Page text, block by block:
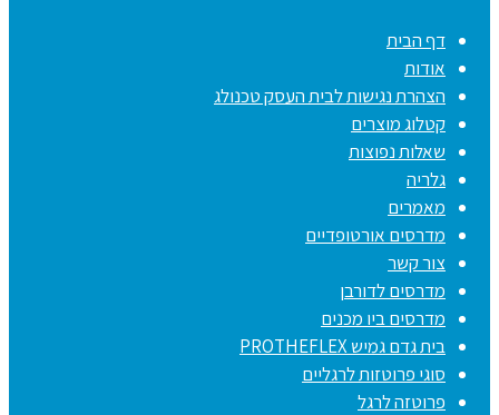
דף הבית
אודות
הצהרת נגישות לבית העסק טכנולג
קטלוג מוצרים
שאלות נפוצות
גלריה
מאמרים
מדרסים אורטופדיים
צור קשר
מדרסים לדורבן
מדרסים ביו מכנים
בית גדם גמיש PROTHEFLEX
סוגי פרוטזות לרגליים
פרוטזה לרגל